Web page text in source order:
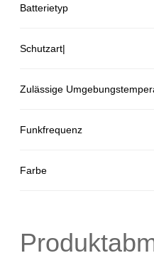
Batterietyp
Schutzart|
Zulässige
Funkfrequenz
Farbe